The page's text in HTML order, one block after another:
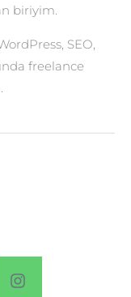
biriyim.
SEO,
freelance